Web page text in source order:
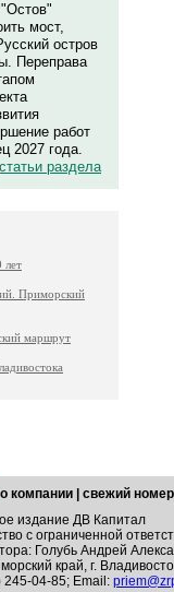
мост,
остров
Переправа
работ
2027 года.
статьи раздела
лет
Приморский
маршрут
о компании свежий номер
издание ДВ Капитал
с ограниченной
Голубь Андрей
край, г.
04-85; Email: